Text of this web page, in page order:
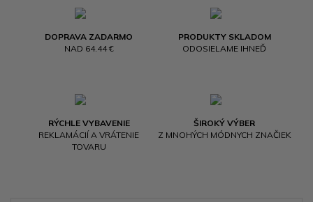
DOPRAVA ZADARMO
NAD 64.44 €
PRODUKTY SKLADOM
ODOSIELAME IHNEĎ
RÝCHLE VYBAVENIE
REKLAMÁCIÍ A VRÁTENIE
TOVARU
ŠIROKÝ VÝBER
Z MNOHÝCH MÓDNYCH ZNAČIEK